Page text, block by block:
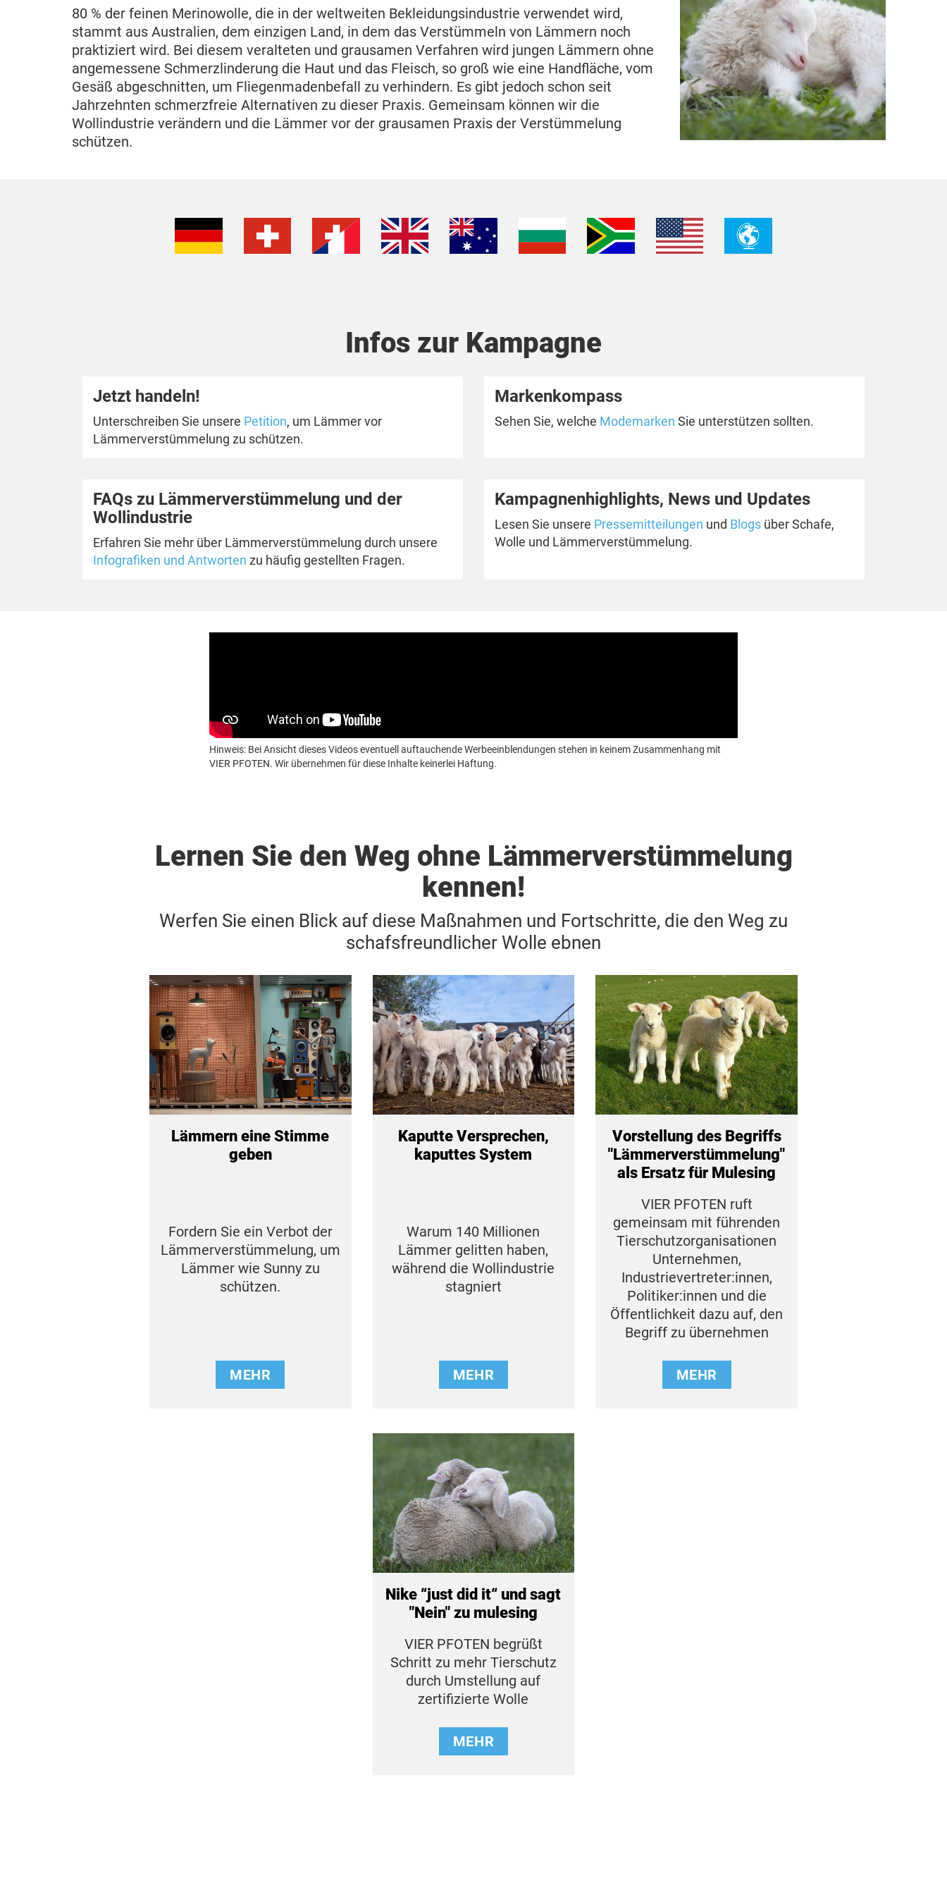
80 % der feinen Merinowolle, die in der weltweiten Bekleidungsindustrie verwendet wird,
stammt aus Australien, dem einzigen Land, in dem das Verstümmeln von Lämmern noch
praktiziert wird. Bei diesem veralteten und grausamen Verfahren wird jungen Lämmern ohne
angemessene Schmerzlinderung die Haut und das Fleisch, so groß wie eine Handfläche, vom
Gesäß abgeschnitten, um Fliegenmadenbefall zu verhindern. Es gibt jedoch schon seit
Jahrzehnten schmerzfreie Alternativen zu dieser Praxis. Gemeinsam können wir die
Wollindustrie verändern und die Lämmer vor der grausamen Praxis der Verstümmelung
schützen.
Infos zur Kampagne
Jetzt handeln!
Unterschreiben Sie unsere Petition, um Lämmer vor
Lämmerverstümmelung zu schützen.
Markenkompass
Sehen Sie, welche Modemarken Sie unterstützen sollten.
FAQs zu Lämmerverstümmelung und der
Wollindustrie
Erfahren Sie mehr über Lämmerverstümmelung durch unsere
Infografiken und Antworten zu häufig gestellten Fragen.
Kampagnenhighlights, News und Updates
Lesen Sie unsere Pressemitteilungen und Blogs über Schafe,
Wolle und Lämmerverstümmelung.
Hinweis: Bei Ansicht dieses Videos eventuell auftauchende Werbeeinblendungen stehen in keinem Zusammenhang mit
VIER PFOTEN. Wir übernehmen für diese Inhalte keinerlei Haftung.
Lernen Sie den Weg ohne Lämmerverstümmelung
kennen!
Werfen Sie einen Blick auf diese Maßnahmen und Fortschritte, die den Weg zu
schafsfreundlicher Wolle ebnen
Lämmern eine Stimme
geben
Fordern Sie ein Verbot der
Lämmerverstümmelung, um
Lämmer wie Sunny zu
schützen.
MEHR
Kaputte Versprechen,
kaputtes System
Warum 140 Millionen
Lämmer gelitten haben,
während die Wollindustrie
stagniert
MEHR
Vorstellung des Begriffs
"Lämmerverstümmelung"
als Ersatz für Mulesing
VIER PFOTEN ruft
gemeinsam mit führenden
Tierschutzorganisationen
Unternehmen,
Industrievertreter:innen,
Politiker:innen und die
Öffentlichkeit dazu auf, den
Begriff zu übernehmen
MEHR
Nike “just did it“ und sagt
"Nein" zu mulesing
VIER PFOTEN begrüßt
Schritt zu mehr Tierschutz
durch Umstellung auf
zertifizierte Wolle
MEHR